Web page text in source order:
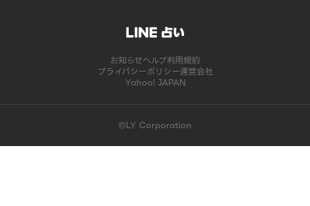
お知らせヘルプ利用規約
プライバシーポリシー運営会社
Yahoo! JAPAN
©LY Corporation
このコンテンツは掲載が終了しました | LINE占い